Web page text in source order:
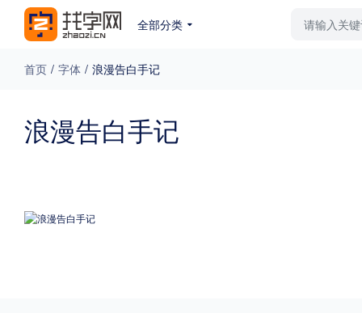
全部分类
免费下载 收费下载 更多
首页 / 字体 / 浪漫告白手记
浪漫告白手记